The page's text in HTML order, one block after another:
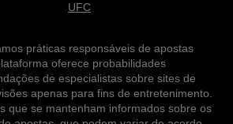
práticas responsáveis de apostas
oferece probabilidades
de especialistas sobre sites de
apenas para fins de entretenimento.
que se mantenham informados sobre os
UFC